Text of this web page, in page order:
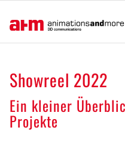
Showreel 2022
Ein kleiner
Projekte